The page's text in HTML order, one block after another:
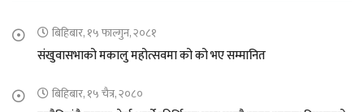
बिहिबार, १५ फाल्गुन, २०८१
संखुवासभाको मकालु महोत्सवमा को को भए सम्मानित
बिहिबार, १५ चैत्र, २०८०